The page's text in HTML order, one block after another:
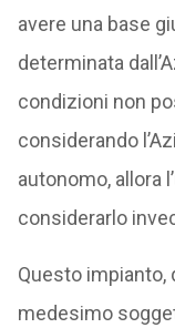
avere una base
determinata
condizioni non
considerando
autonomo, allora
considerarlo
Questo impianto,
medesimo